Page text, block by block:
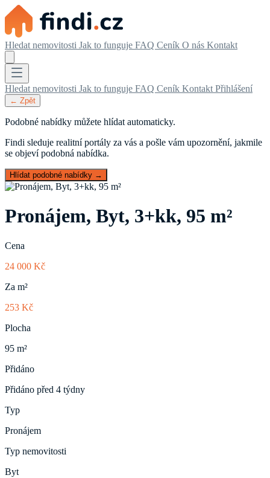
Hledat nemovitosti Jak to funguje FAQ Ceník O nás Kontakt
Hledat nemovitosti Jak to funguje FAQ Ceník Kontakt Přihlášení
← Zpět
Podobné nabídky můžete hlídat automaticky.
Findi sleduje realitní portály za vás a pošle vám upozornění, jakmile
se objeví podobná nabídka.
Hlídat podobné nabídky →
Pronájem, Byt, 3+kk, 95 m²
Cena
24 000 Kč
Za m²
253 Kč
Plocha
95 m²
Přidáno
Přidáno před 4 týdny
Typ
Pronájem
Typ nemovitosti
Byt